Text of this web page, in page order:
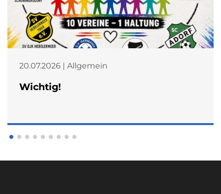
20.07.2026 | Allgemein
Wichtig!